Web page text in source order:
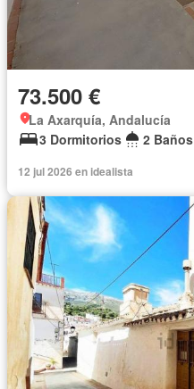
73.500 €
La Axarquía, Andalucía
3 Dormitorios
2 Baños
12 jul 2026 en idealista